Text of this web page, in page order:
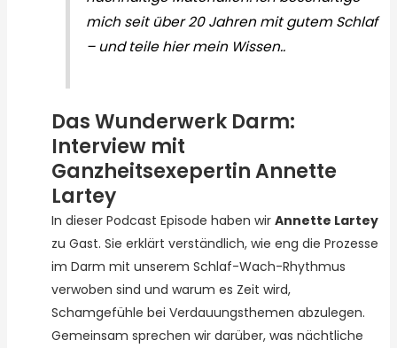
mich seit über 20 Jahren mit gutem Schlaf
– und teile hier mein Wissen..
Das Wunderwerk Darm:
Interview mit
Ganzheitsexepertin Annette
Lartey
In dieser Podcast Episode haben wirAnnette Lartey
zu Gast. Sie erklärt verständlich, wie eng die Prozesse
im Darm mit unserem Schlaf-Wach-Rhythmus
verwoben sind und warum es Zeit wird,
Schamgefühle bei Verdauungsthemen abzulegen.
Gemeinsam sprechen wir darüber, was nächtliche